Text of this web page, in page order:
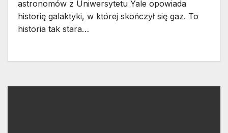
astronomów z Uniwersytetu Yale opowiada
historię galaktyki, w której skończył się gaz. To
historia tak stara…